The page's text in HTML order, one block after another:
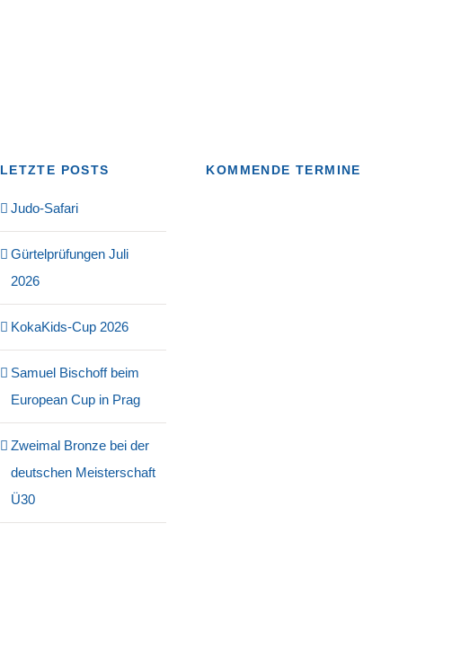
LETZTE POSTS
Judo-Safari
Gürtelprüfungen Juli
2026
KokaKids-Cup 2026
Samuel Bischoff beim
European Cup in Prag
Zweimal Bronze bei der
deutschen Meisterschaft
Ü30
KOMMENDE TERMINE